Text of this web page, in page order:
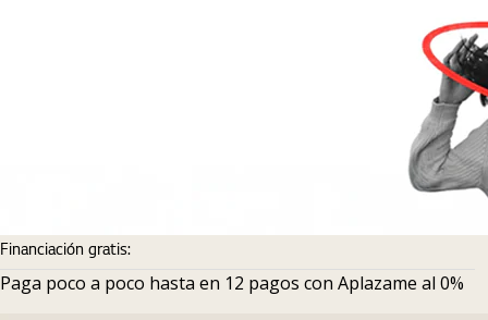
Financiación gratis:
Paga poco a poco hasta en 12 pagos con Aplazame al 0%